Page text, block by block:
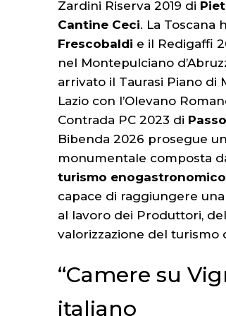
Zardini Riserva 2019 di
Cantine Ceci. La Toscana
Frescobaldi e il Redigaffi
nel Montepulciano
arrivato il Taurasi Piano di
Lazio con l’Olevano
Contrada PC 2023 di
Bibenda 2026 prosegue
monumentale composta
turismo enogastronomico
capace di raggiungere
al lavoro dei Produttori,
valorizzazione del turismo
“Camere su
italiano